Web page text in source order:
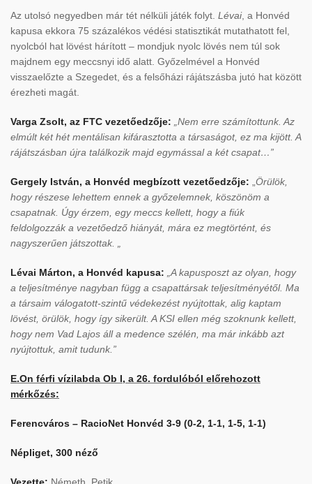
Az utolsó negyedben már tét nélküli játék folyt. Lévai, a Honvéd
kapusa ekkora 75 százalékos védési statisztikát mutathatott fel,
nyolcból hat lövést hárított – mondjuk nyolc lövés nem túl sok
majdnem egy meccsnyi idő alatt. Győzelmével a Honvéd
visszaelőzte a Szegedet, és a felsőházi rájátszásba jutó hat között
érezheti magát.
Varga Zsolt, az FTC vezetőedzője: „Nem erre számítottunk. Az
elmúlt két hét mentálisan kifárasztotta a társaságot, ez ma kijött. A
rájátszásban újra találkozik majd egymással a két csapat…”
Gergely István, a Honvéd megbízott vezetőedzője: „Örülök,
hogy részese lehettem ennek a győzelemnek, köszönöm a
csapatnak. Úgy érzem, egy meccs kellett, hogy a fiúk
feldolgozzák a vezetőedző hiányát, mára ez megtörtént, és
nagyszerűen játszottak. „
Lévai Márton, a Honvéd kapusa: „A kapusposzt az olyan, hogy
a teljesítménye nagyban függ a csapattársak teljesítményétől. Ma
a társaim válogatott-szintű védekezést nyújtottak, alig kaptam
lövést, örülök, hogy így sikerült. A KSI ellen még szoknunk kellett,
hogy nem Vad Lajos áll a medence szélén, ma már inkább azt
nyújtottuk, amit tudunk.”
E.On férfi vízilabda Ob I, a 26. fordulóból előrehozott
mérkőzés:
Ferencváros – RacioNet Honvéd 3-9 (0-2, 1-1, 1-5, 1-1)
Népliget, 300 néző